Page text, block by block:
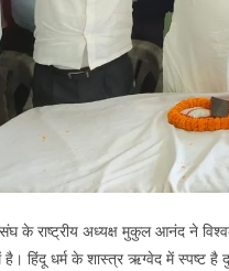
के राष्ट्रीय अध्यक्ष मुकुल आनंद ने
हिंदू धर्म के शास्त्र ऋग्वेद में स्पष्ट है